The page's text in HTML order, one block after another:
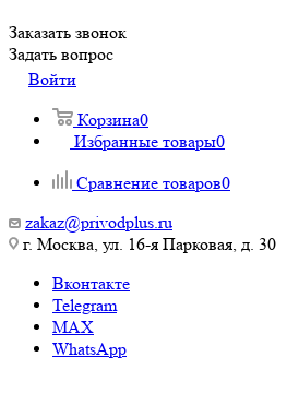
Заказать звонок
Задать вопрос
Войти
Корзина0
Избранные товары0
Сравнение товаров0
zakaz@privodplus.ru
г. Москва, ул. 16-я Парковая, д. 30
Вконтакте
Telegram
MAX
WhatsApp